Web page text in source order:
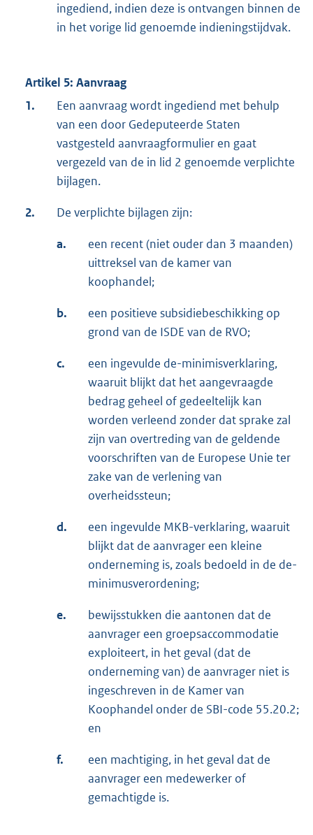
ingediend, indien deze is ontvangen binnen de
in het vorige lid genoemde indieningstijdvak.
Artikel 5: Aanvraag
1.
Een aanvraag wordt ingediend met behulp
van een door Gedeputeerde Staten
vastgesteld aanvraagformulier en gaat
vergezeld van de in lid 2 genoemde verplichte
bijlagen.
2. De verplichte bijlagen zijn:
a.
een recent (niet ouder dan 3 maanden)
uittreksel van de kamer van
koophandel;
b.
een positieve subsidiebeschikking op
grond van de ISDE van de RVO;
c.
een ingevulde de-minimisverklaring,
waaruit blijkt dat het aangevraagde
bedrag geheel of gedeeltelijk kan
worden verleend zonder dat sprake zal
zijn van overtreding van de geldende
voorschriften van de Europese Unie ter
zake van de verlening van
overheidssteun;
d.
een ingevulde MKB-verklaring, waaruit
blijkt dat de aanvrager een kleine
onderneming is, zoals bedoeld in de de-
minimusverordening;
e.
bewijsstukken die aantonen dat de
aanvrager een groepsaccommodatie
exploiteert, in het geval (dat de
onderneming van) de aanvrager niet is
ingeschreven in de Kamer van
Koophandel onder de SBI-code 55.20.2;
en
f.
een machtiging, in het geval dat de
aanvrager een medewerker of
gemachtigde is.